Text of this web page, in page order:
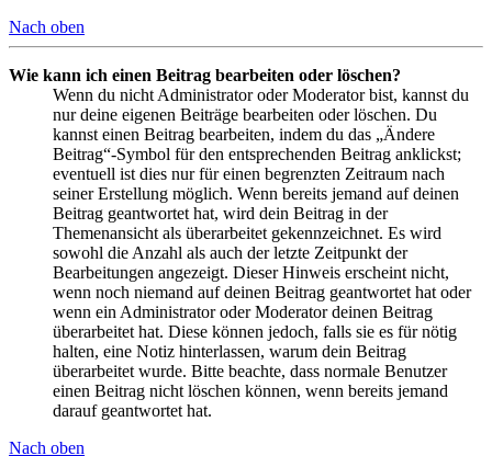
Nach oben
Wie kann ich einen Beitrag bearbeiten oder löschen?
Wenn du nicht Administrator oder Moderator bist, kannst du
nur deine eigenen Beiträge bearbeiten oder löschen. Du
kannst einen Beitrag bearbeiten, indem du das „Ändere
Beitrag“-Symbol für den entsprechenden Beitrag anklickst;
eventuell ist dies nur für einen begrenzten Zeitraum nach
seiner Erstellung möglich. Wenn bereits jemand auf deinen
Beitrag geantwortet hat, wird dein Beitrag in der
Themenansicht als überarbeitet gekennzeichnet. Es wird
sowohl die Anzahl als auch der letzte Zeitpunkt der
Bearbeitungen angezeigt. Dieser Hinweis erscheint nicht,
wenn noch niemand auf deinen Beitrag geantwortet hat oder
wenn ein Administrator oder Moderator deinen Beitrag
überarbeitet hat. Diese können jedoch, falls sie es für nötig
halten, eine Notiz hinterlassen, warum dein Beitrag
überarbeitet wurde. Bitte beachte, dass normale Benutzer
einen Beitrag nicht löschen können, wenn bereits jemand
darauf geantwortet hat.
Nach oben